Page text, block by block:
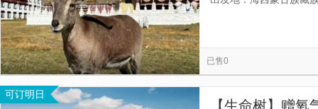
已售0
可订明日
【生命树】赠